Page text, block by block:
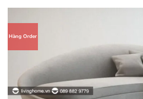
Hàng Order